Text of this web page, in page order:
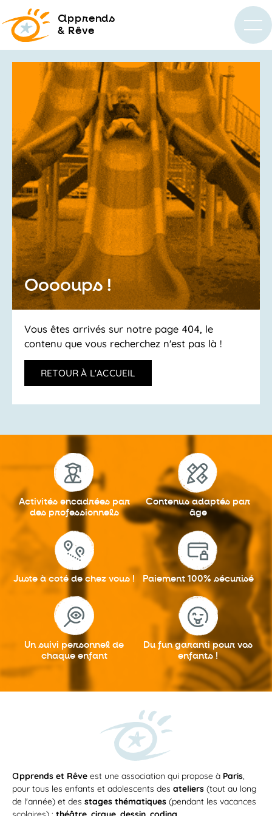
apprends
& Rêve
Ooooups !
Vous êtes arrivés sur notre page 404, le
contenu que vous recherchez n'est pas là !
RETOUR À L'ACCUEIL
Activités encadrées par
des professionnels
Contenus adaptés par
âge
Juste à coté de chez vous ! Paiement 100% sécurisé
Un suivi personnel de
chaque enfant
Du fun garantipour vos
enfants !
apprends et Rêve est une association qui propose à Paris,
pour tous les enfants et adolescents des ateliers (tout au long
de l'année) et des stages thématiques (pendant les vacances